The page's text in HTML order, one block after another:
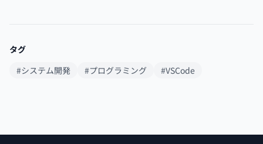
タグ
#システム開発
#プログラミング #VSCode